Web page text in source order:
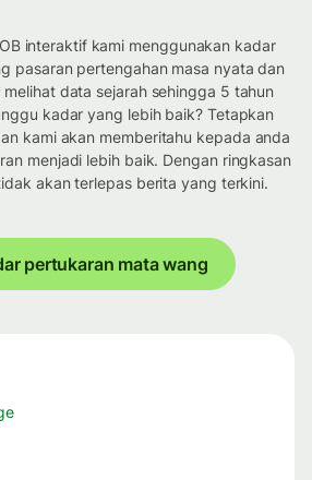
interaktif kami menggunakan kadar
pasaran pertengahan masa nyata dan
data sejarah sehingga 5 tahun
kadar yang lebih baik? Tetapkan
kami akan memberitahu kepada anda
menjadi lebih baik. Dengan ringkasan
akan terlepas berita yang terkini.
pertukaran mata wang